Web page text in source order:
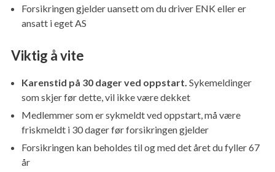
Forsikringen gjelder uansett om du driver ENK eller er
ansatt i eget AS
Viktig å vite
Karenstid på 30 dager ved oppstart. Sykemeldinger
som skjer før dette, vil ikke være dekket
Medlemmer som er sykmeldt ved oppstart, må være
friskmeldt i 30 dager før forsikringen gjelder
Forsikringen kan beholdes til og med det året du fyller 67
år